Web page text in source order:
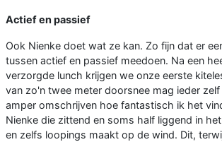
Actief en passief
Ook Nienke doet wat ze kan. Zo fijn dat er
tussen actief en passief meedoen. Na een
verzorgde lunch krijgen we onze eerste
van zo'n twee meter doorsnee mag ieder
amper omschrijven hoe fantastisch ik het
Nienke die zittend en soms half liggend in
en zelfs loopings maakt op de wind. Dit,